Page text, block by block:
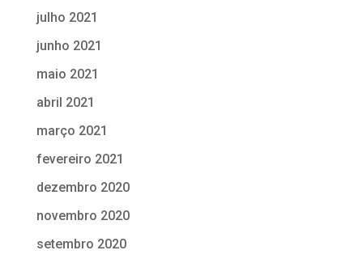
julho 2021
junho 2021
maio 2021
abril 2021
março 2021
fevereiro 2021
dezembro 2020
novembro 2020
setembro 2020